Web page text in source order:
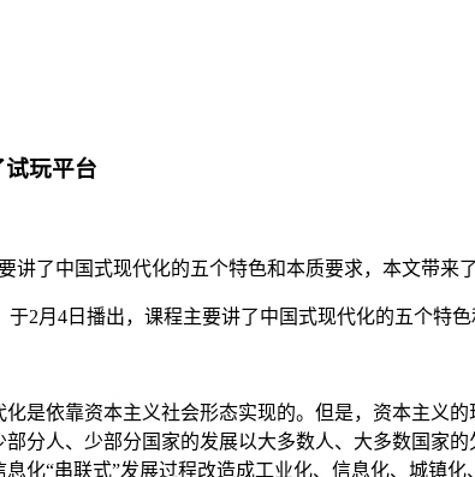
玩平台
了中国式现代化的五个特色和本质要求，本文带来
月4日播出，课程主要讲了中国式现代化的五个特色
依靠资本主义社会形态实现的。但是，资本主义
分人、少部分国家的发展以大多数人、大多数国家
化“串联式”发展过程改造成工业化、信息化、城镇